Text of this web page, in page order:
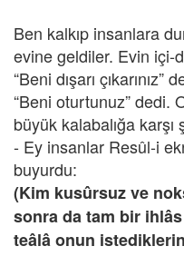
Ben kalkıp insanlara
evine geldiler. Evin içi-
“Beni dışarı çıkarınız”
“Beni oturtunuz” dedi.
büyük kalabalığa karşı
- Ey insanlar Resûl-i
buyurdu:
(Kim kusûrsuz ve
sonra da tam bir
teâlâ onun